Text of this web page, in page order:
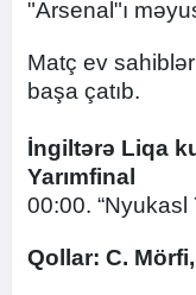
"Arsenal"ı
Matç ev
başa çatıb.
İngiltərə Liqa
Yarımfinal
00:00. “Nyukasl
Qollar: C.